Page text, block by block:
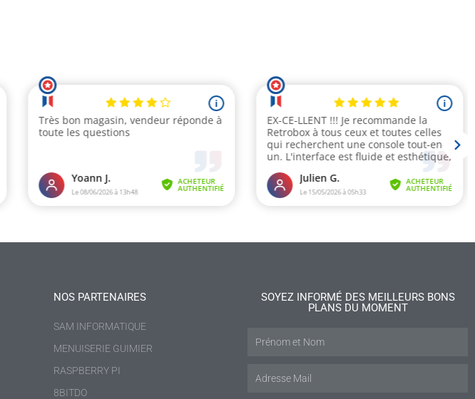
4 avis
NOS PARTENAIRES
SAM INFORMATIQUE
MENUISERIE GUIMIER
RASPBERRY PI
8BITDO
SOYEZ INFORMÉ DES MEILLEURS BONS
PLANS DU MOMENT